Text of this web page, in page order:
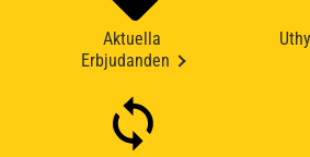
Aktuella
Erbjudanden